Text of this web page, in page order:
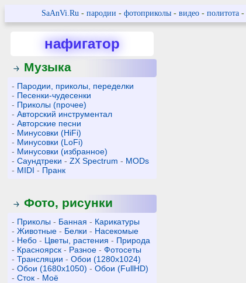
SaAnVi.Ru- пародии - фотоприколы- видео- политота-
нафигатор
Музыка
- Пародии, приколы, переделки
- Песенки-чудесенки
- Приколы (прочее)
-Авторский инструментал
-Авторские песни
- Минусовки (HiFi)
- Минусовки (LoFi)
- Минусовки (избранное)
-Саундтреки -ZX Spectrum - MODs
- MIDI - Пранк
Фото, рисунки
- Приколы - Банная - Карикатуры
-Животные - Белки - Насекомые
- Небо - Цветы, растения - Природа
- Красноярск - Разное -Фотосеты
-Трансляции -Обои (1280x1024)
-Обои (1680x1050) -Обои (FullHD)
-Сток - Моё